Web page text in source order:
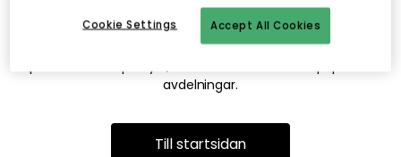
Detta kan bero på att sidan inte längre finns eller att den har
flyttats. Vi ber om ursäkt för besväret. I menyn ovan kan du
prova att söka på nytt, eller besöka en av våra populära
avdelningar.
Till startsidan
Accept All Cookies
Cookie Settings